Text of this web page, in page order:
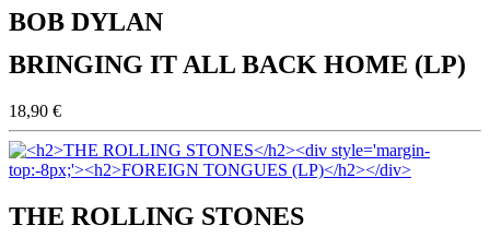
BOB DYLAN
BRINGING IT ALL BACK HOME (LP)
18,90 €
THE ROLLING STONES